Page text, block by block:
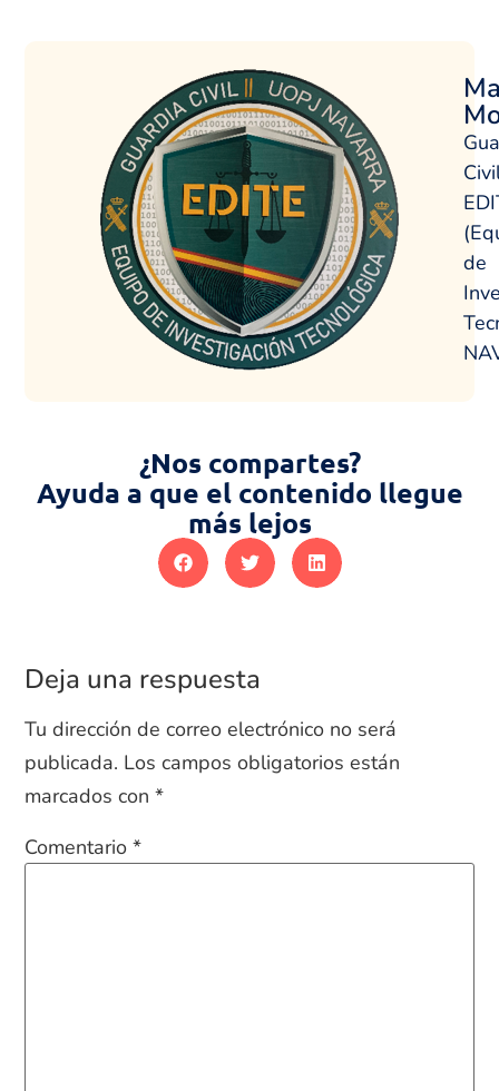
de
¿Nos compartes?
Ayuda a que el contenido llegue
más lejos
Deja una respuesta
Tu dirección de correo electrónico no será
publicada. Los campos obligatorios están
marcados con*
Comentario*